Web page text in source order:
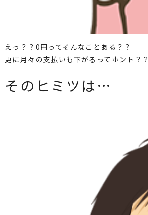
えっ？？0円ってそんなことある？？
更に月々の支払いも下がるってホント？？
そのヒミツは…